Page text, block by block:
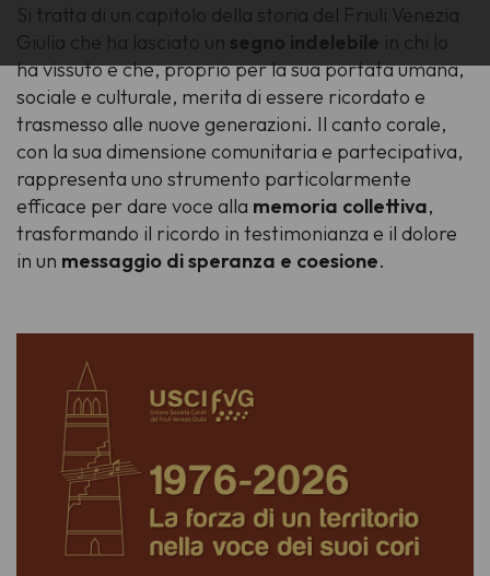
Si tratta di un capitolo della storia del Friuli Venezia
Giulia che ha lasciato un segno indelebile in chi lo
ha vissuto e che, proprio per la sua portata umana,
sociale e culturale, merita di essere ricordato e
trasmesso alle nuove generazioni. Il canto corale,
con la sua dimensione comunitaria e partecipativa,
rappresenta uno strumento particolarmente
efficace per dare voce alla memoria collettiva,
trasformando il ricordo in testimonianza e il dolore
in un messaggio di speranza e coesione.